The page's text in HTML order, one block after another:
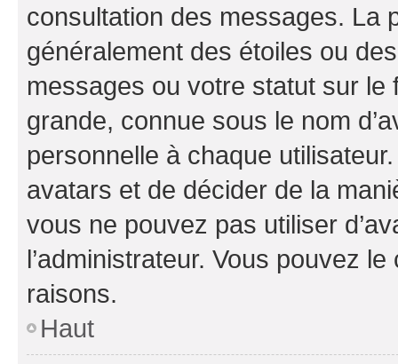
consultation des messages. La
généralement des étoiles ou
messages ou votre statut sur
grande, connue sous le nom
personnelle à chaque utilisateur.
avatars et de décider de la
vous ne pouvez pas utiliser
l’administrateur. Vous pouvez
raisons.
Haut